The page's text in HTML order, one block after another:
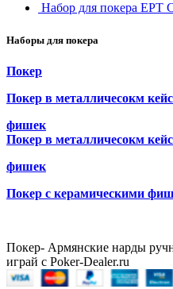
Набор для покера EPT
Наборы для покера
Покер
Покер в металличесокм
фишек
Покер в металличесокм
фишек
Покер с керамическими
Покер- Армянские нарды
играй с Poker-Dealer.ru